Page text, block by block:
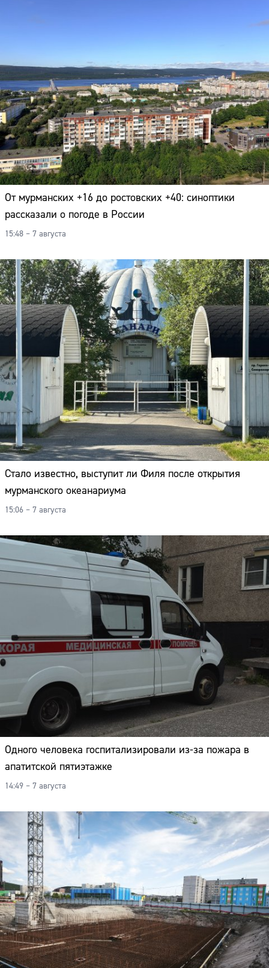
От мурманских +16 до ростовских +40: синоптики
рассказали о погоде в России
15:48 – 7 августа
Стало известно, выступит ли Филя после открытия
мурманского океанариума
15:06 – 7 августа
Одного человека госпитализировали из-за пожара в
апатитской пятиэтажке
14:49 – 7 августа